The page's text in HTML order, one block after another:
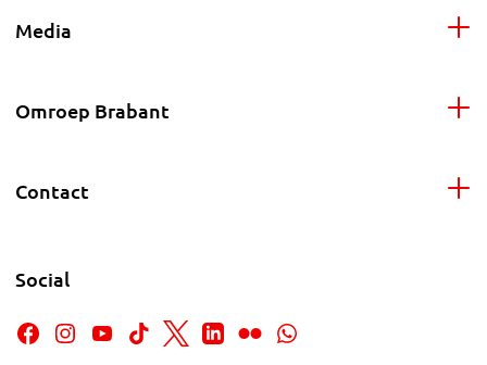
Media
Omroep Brabant
Contact
Social